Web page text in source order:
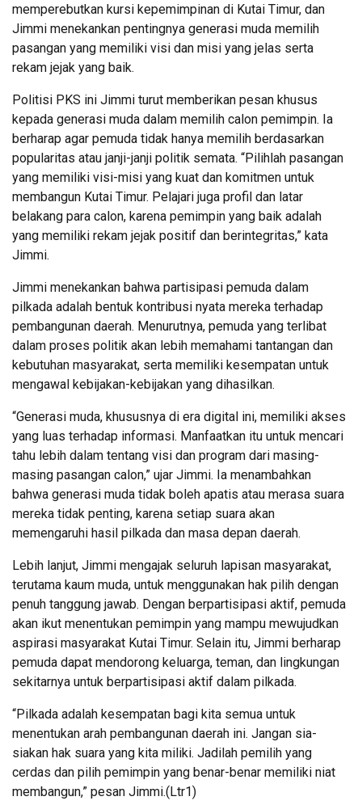
memperebutkan kursi kepemimpinan di Kutai Timur, dan
Jimmi menekankan pentingnya generasi muda memilih
pasangan yang memiliki visi dan misi yang jelas serta
rekam jejak yang baik.
Politisi PKS ini Jimmi turut memberikan pesan khusus
kepada generasi muda dalam memilih calon pemimpin. Ia
berharap agar pemuda tidak hanya memilih berdasarkan
popularitas atau janji-janji politik semata. “Pilihlah pasangan
yang memiliki visi-misi yang kuat dan komitmen untuk
membangun Kutai Timur. Pelajari juga profil dan latar
belakang para calon, karena pemimpin yang baik adalah
yang memiliki rekam jejak positif dan berintegritas,” kata
Jimmi.
Jimmi menekankan bahwa partisipasi pemuda dalam
pilkada adalah bentuk kontribusi nyata mereka terhadap
pembangunan daerah. Menurutnya, pemuda yang terlibat
dalam proses politik akan lebih memahami tantangan dan
kebutuhan masyarakat, serta memiliki kesempatan untuk
mengawal kebijakan-kebijakan yang dihasilkan.
“Generasi muda, khususnya di era digital ini, memiliki akses
yang luas terhadap informasi. Manfaatkan itu untuk mencari
tahu lebih dalam tentang visi dan program dari masing-
masing pasangan calon,” ujar Jimmi. Ia menambahkan
bahwa generasi muda tidak boleh apatis atau merasa suara
mereka tidak penting, karena setiap suara akan
memengaruhi hasil pilkada dan masa depan daerah.
Lebih lanjut, Jimmi mengajak seluruh lapisan masyarakat,
terutama kaum muda, untuk menggunakan hak pilih dengan
penuh tanggung jawab. Dengan berpartisipasi aktif, pemuda
akan ikut menentukan pemimpin yang mampu mewujudkan
aspirasi masyarakat Kutai Timur. Selain itu, Jimmi berharap
pemuda dapat mendorong keluarga, teman, dan lingkungan
sekitarnya untuk berpartisipasi aktif dalam pilkada.
“Pilkada adalah kesempatan bagi kita semua untuk
menentukan arah pembangunan daerah ini. Jangan sia-
siakan hak suara yang kita miliki. Jadilah pemilih yang
cerdas dan pilih pemimpin yang benar-benar memiliki niat
membangun,” pesan Jimmi.(Ltr1)